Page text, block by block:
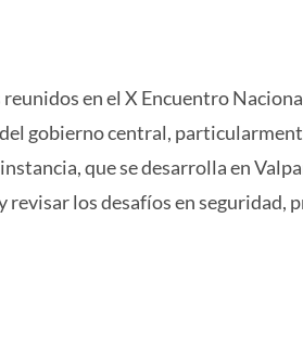
en el X Encuentro
gobierno central,
que se desarrolla en
los desafíos en seguridad,